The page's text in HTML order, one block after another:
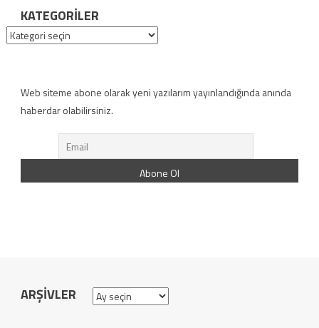
KATEGORILER
Kategoriler
Web siteme abone olarak yeni yazılarım yayınlandığında anında
haberdar olabilirsiniz.
ARŞIVLER Arşivler